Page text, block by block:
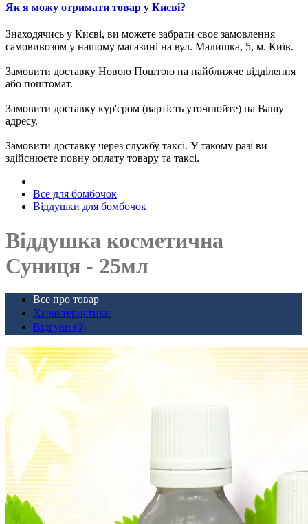
Як я можу отримати товар у Києві?
Знаходячись у Києві, ви можете забрати своє замовлення
самовивозом у нашому магазині на вул. Малишка, 5, м. Київ.
Замовити доставку Новою Поштою на найближче відділення
або поштомат.
Замовити доставку кур'єром (вартість уточнюйте) на Вашу
адресу.
Замовити доставку через службу таксі. У такому разі ви
здійснюєте повну оплату товару та таксі.
Все для бомбочок
Віддушки для бомбочок
Віддушка косметична
Суниця - 25мл
Все про товар
Характеристики
Відгуки (0)